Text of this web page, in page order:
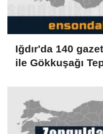
Iğdır'da 140
ile Gökkuşağı